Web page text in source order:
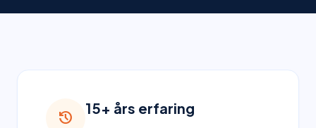
history
15+ års erfaring